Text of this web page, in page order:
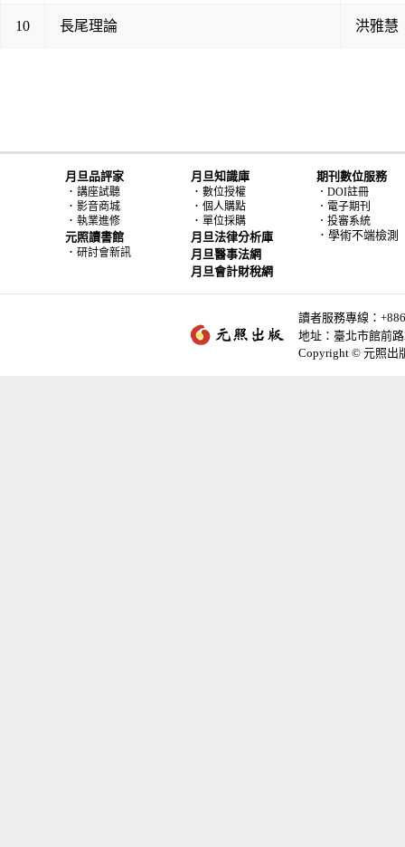
10 長尾理論 洪雅慧
月旦品評家
． 講座試聽
． 影音商城
． 執業進修
元照讀書館
． 研討會新訊
月旦知識庫
． 數位授權
． 個人購點
． 單位採購
月旦法律分析庫
月旦醫事法網
月旦會計財稅網
期刊數位服務
．DOI註冊
．電子期刊
．投審系統
．學術不端檢測
讀者服務專線：
地址：臺北市館前
Copyright © 元照出